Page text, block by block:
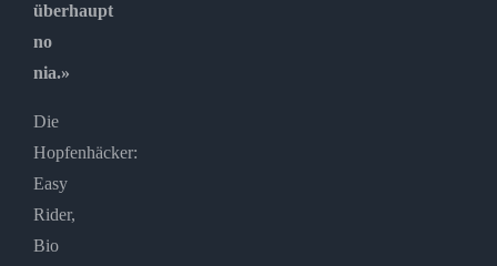
überhaupt
no
nia.»
Die
Hopfenhäcker:
Easy
Rider,
Bio